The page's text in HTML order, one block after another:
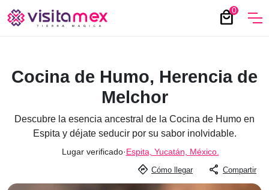
0
local_mall
Cocina de Humo, Herencia de
Melchor
Descubre la esencia ancestral de la Cocina de Humo en
Espita y déjate seducir por su sabor inolvidable.
Lugar verificado·Espita, Yucatán, México.
directions Cómo llegar share Compartir